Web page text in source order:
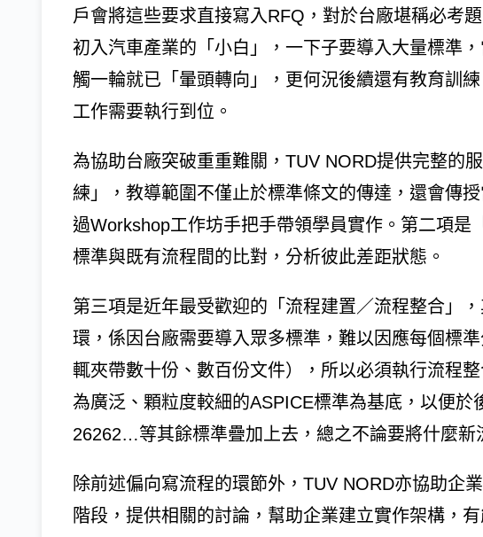
戶會將這些要求直接寫入RFQ，對於台廠堪稱必考
初入汽車產業的「小白」，一下子要導入大量標準
觸一輪就已「暈頭轉向」，更何況後續還有教育訓
工作需要執行到位。
為協助台廠突破重重難關，TUV NORD提供完整的
練」，教導範圍不僅止於標準條文的傳達，還會傳
過Workshop工作坊手把手帶領學員實作。第二項是
標準與既有流程間的比對，分析彼此差距狀態。
第三項是近年最受歡迎的「流程建置／流程整合」
環，係因台廠需要導入眾多標準，難以因應每個標
輒夾帶數十份、數百份文件），所以必須執行流程
為廣泛、顆粒度較細的ASPICE標準為基底，以便於
26262…等其餘標準疊加上去，總之不論要將什麼新
除前述偏向寫流程的環節外，TUV NORD亦協助企
階段，提供相關的討論，幫助企業建立實作架構，